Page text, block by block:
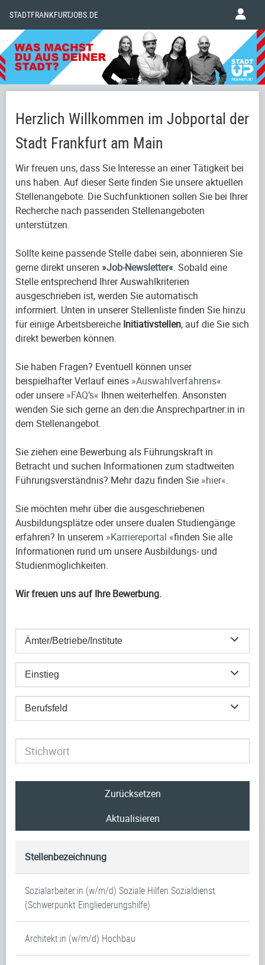
STADTFRANKFURTJOBS.DE
Herzlich Willkommen im Jobportal der
Stadt Frankfurt am Main
Wir freuen uns, dass Sie Interesse an einer Tätigkeit bei
uns haben. Auf dieser Seite finden Sie unsere aktuellen
Stellenangebote. Die Suchfunktionen sollen Sie bei Ihrer
Recherche nach passenden Stellenangeboten
unterstützen.
Sollte keine passende Stelle dabei sein, abonnieren Sie
gerne direkt unseren Job-Newsletter . Sobald eine
Stelle entsprechend Ihrer Auswahlkriterien
ausgeschrieben ist, werden Sie automatisch
informiert. Unten in unserer Stellenliste finden Sie hinzu
für einige Arbeitsbereiche Initiativstellen, auf die Sie sich
direkt bewerben können.
Sie haben Fragen? Eventuell können unser
beispielhafter Verlauf eines Auswahlverfahrens
oder unsere FAQ’s Ihnen weiterhelfen. Ansonsten
wenden Sie sich gerne an den:die Ansprechpartner:in in
dem Stellenangebot.
Sie ziehen eine Bewerbung als Führungskraft in
Betracht und suchen Informationen zum stadtweiten
Führungsverständnis? Mehr dazu finden Sie hier .
Sie möchten mehr über die ausgeschriebenen
Ausbildungsplätze oder unsere dualen Studiengänge
erfahren? In unserem
Karriereportal finden Sie alle
Informationen rund um unsere Ausbildungs- und
Studienmöglichkeiten.
Wir freuen uns auf Ihre Bewerbung.
Ämter/Betriebe/Institute
Einstieg
Berufsfeld
Zurücksetzen
Aktualisieren
Stellenbezeichnung
Sozialarbeiter:in (w/m/d) Soziale Hilfen Sozialdienst
(Schwerpunkt Eingliederungshilfe)
Architekt:in (w/m/d) Hochbau